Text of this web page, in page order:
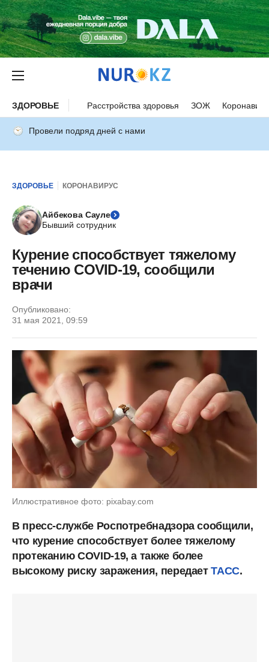
ЗДОРОВЬЕ Расстройства здоровья ЗОЖ
Провели подряд дней с нами
ЗДОРОВЬЕ КОРОНАВИРУС
Айбекова Сауле
Бывший сотрудник
Курение способствует тяжелому
течению COVID-19, сообщили
врачи
Опубликовано:
31 мая 2021, 09:59
Иллюстративное фото: pixabay.com
В пресс-службе Роспотребнадзора сообщили,
что курение способствует более тяжелому
протеканию COVID-19, а также более
высокому риску заражения, передаетТАСС.